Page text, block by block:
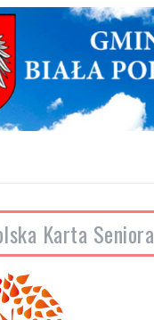
Karta Seniora